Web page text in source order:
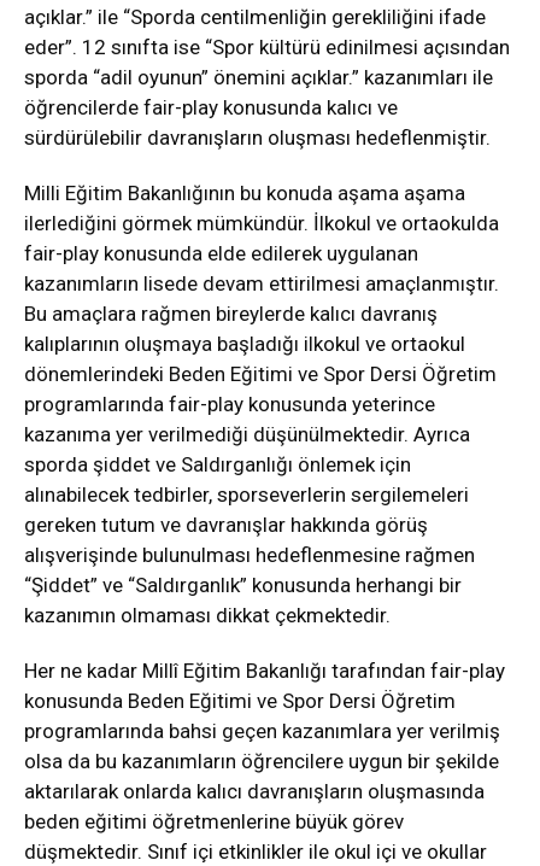
açıklar.” ile “Sporda centilmenliğin gerekliliğini ifade
eder”. 12 sınıfta ise “Spor kültürü edinilmesi açısından
sporda “adil oyunun” önemini açıklar.” kazanımları ile
öğrencilerde fair-play konusunda kalıcı ve
sürdürülebilir davranışların oluşması hedeflenmiştir.
Milli Eğitim Bakanlığının bu konuda aşama aşama
ilerlediğini görmek mümkündür. İlkokul ve ortaokulda
fair-play konusunda elde edilerek uygulanan
kazanımların lisede devam ettirilmesi amaçlanmıştır.
Bu amaçlara rağmen bireylerde kalıcı davranış
kalıplarının oluşmaya başladığı ilkokul ve ortaokul
dönemlerindeki Beden Eğitimi ve Spor Dersi Öğretim
programlarında fair-play konusunda yeterince
kazanıma yer verilmediği düşünülmektedir. Ayrıca
sporda şiddet ve Saldırganlığı önlemek için
alınabilecek tedbirler, sporseverlerin sergilemeleri
gereken tutum ve davranışlar hakkında görüş
alışverişinde bulunulması hedeflenmesine rağmen
“Şiddet” ve “Saldırganlık” konusunda herhangi bir
kazanımın olmaması dikkat çekmektedir.
Her ne kadar Millî Eğitim Bakanlığı tarafından fair-play
konusunda Beden Eğitimi ve Spor Dersi Öğretim
programlarında bahsi geçen kazanımlara yer verilmiş
olsa da bu kazanımların öğrencilere uygun bir şekilde
aktarılarak onlarda kalıcı davranışların oluşmasında
beden eğitimi öğretmenlerine büyük görev
düşmektedir. Sınıf içi etkinlikler ile okul içi ve okullar